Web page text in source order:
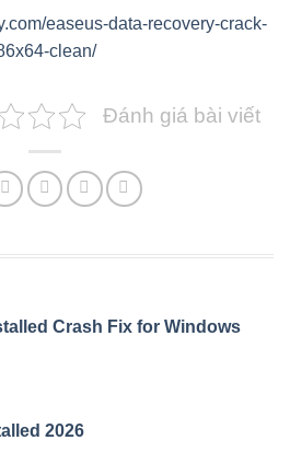
easeus-data-recovery-crack-
clean/
Đánh giá bài viết
Crash Fix for Windows
2026